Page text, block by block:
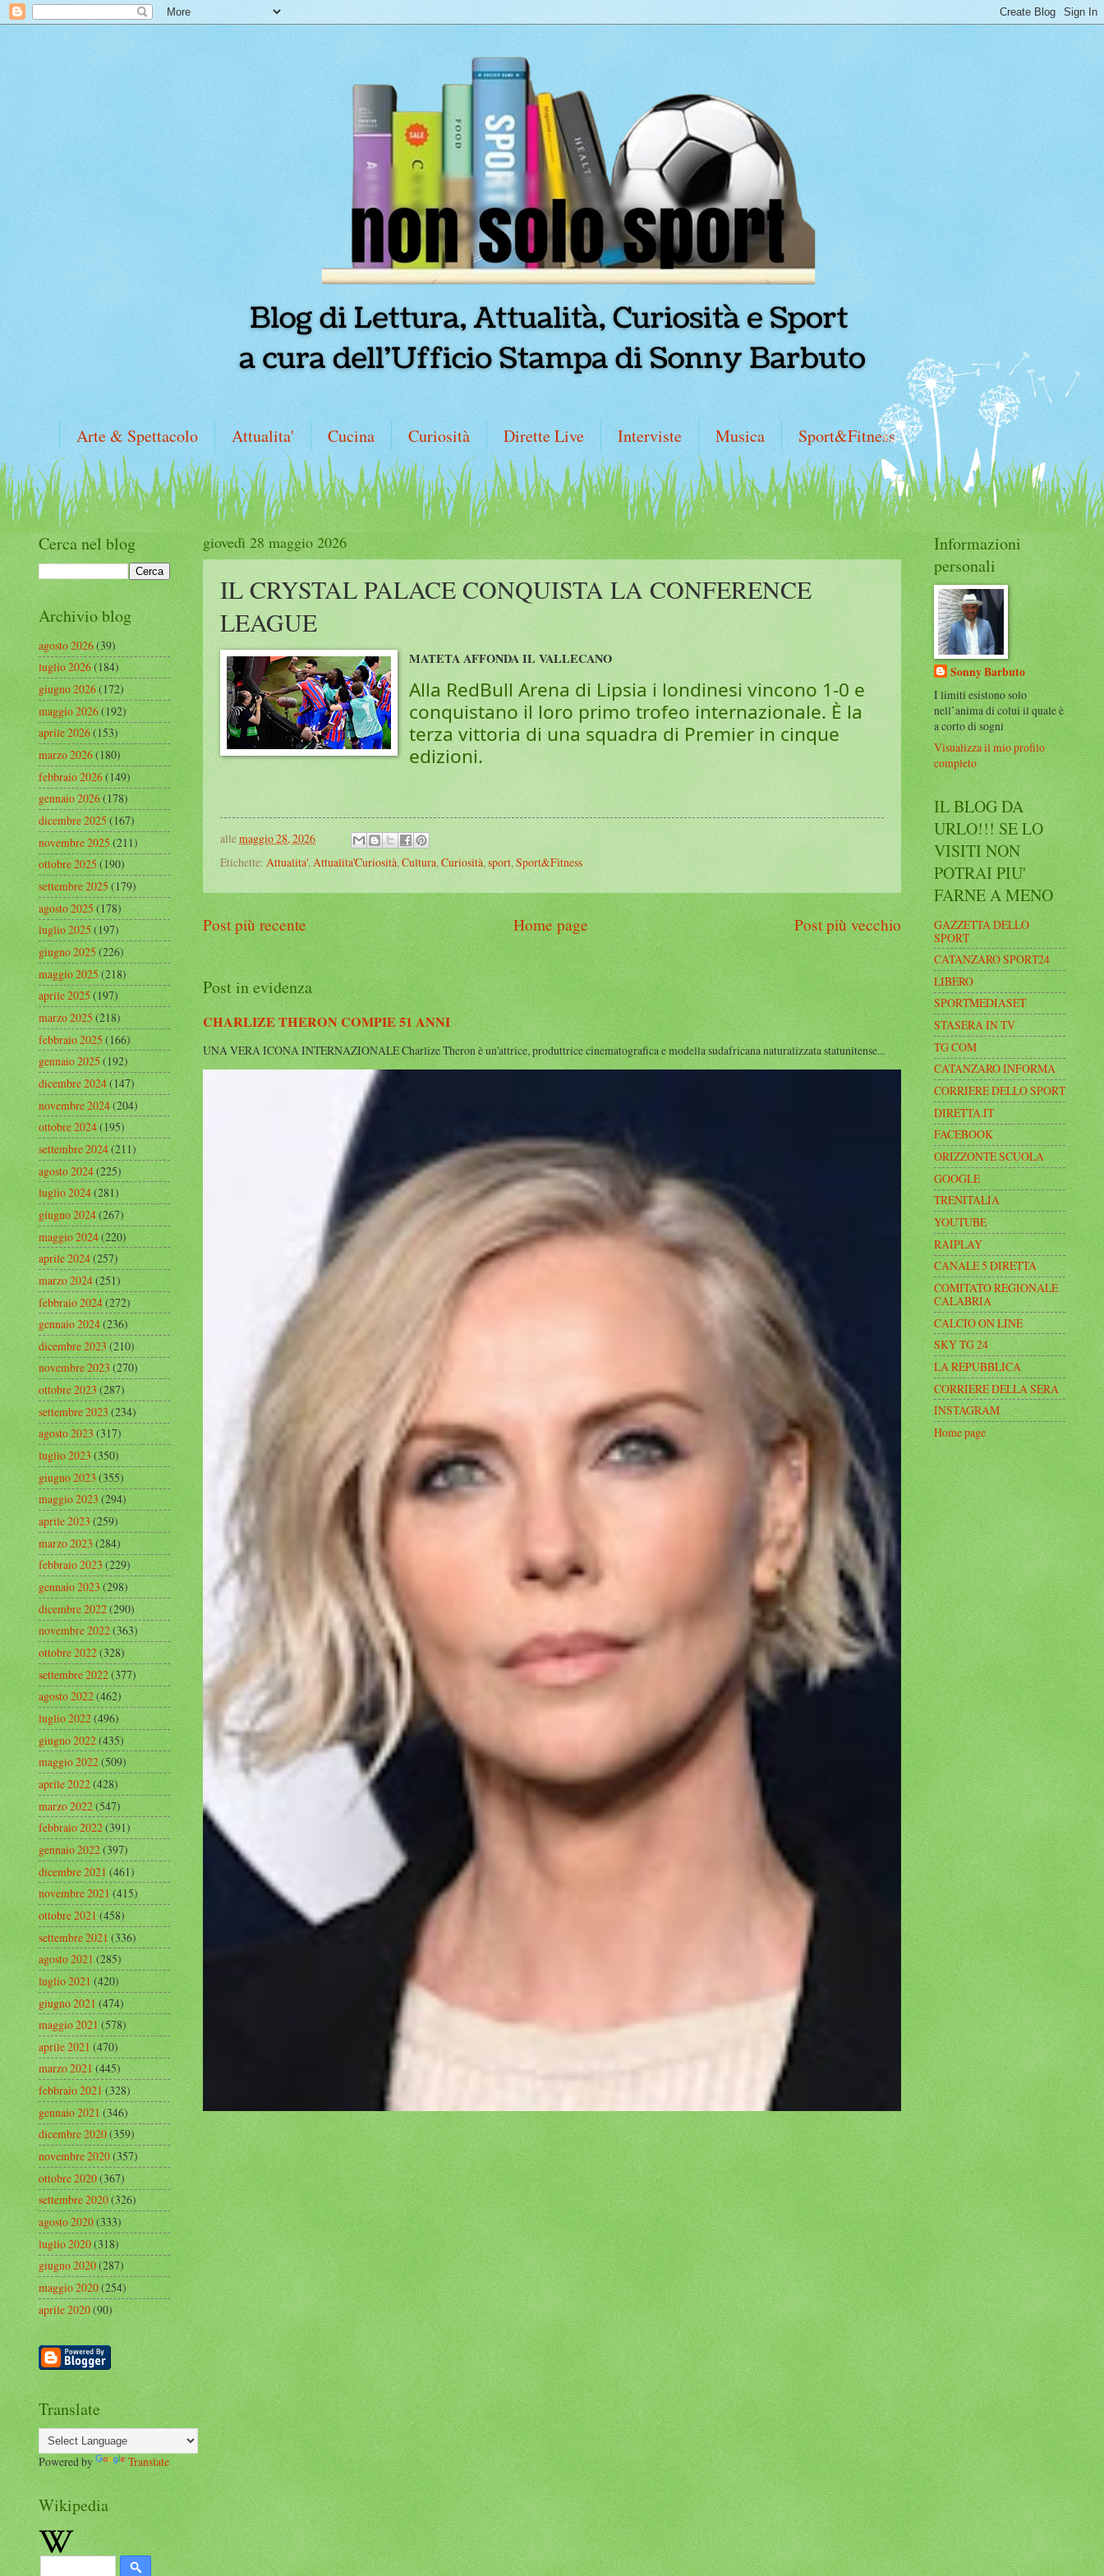
Arte & Spettacolo Attualita' Cucina Curiosità Dirette Live Interviste Musica Sport&Fitness
giovedì 28 maggio 2026
IL CRYSTAL PALACE CONQUISTA LA CONFERENCE
LEAGUE
MATETA AFFONDA IL VALLECANO
Alla RedBull Arena di Lipsia i londinesi vincono 1-0 e
conquistano il loro primo trofeo internazionale. È la
terza vittoria di una squadra di Premier in cinque
edizioni.
allemaggio 28, 2026
Etichette: Attualita',Attualita'Curiosità,Cultura,Curiosità,sport,Sport&Fitness
Post più recente Post più vecchio
Home page
Post in evidenza
CHARLIZE THERON COMPIE 51 ANNI
UNA VERA ICONA INTERNAZIONALE Charlize Theron è un'attrice, produttrice cinematografica e modella sudafricana naturalizzata statunitense...
Cerca nel blog
Archivio blog
agosto 2026(39)
luglio 2026(184)
giugno 2026(172)
maggio 2026(192)
aprile 2026(153)
marzo 2026(180)
febbraio 2026(149)
gennaio 2026(178)
dicembre 2025(167)
novembre 2025(211)
ottobre 2025(190)
settembre 2025(179)
agosto 2025(178)
luglio 2025(197)
giugno 2025(226)
maggio 2025(218)
aprile 2025(197)
marzo 2025(218)
febbraio 2025(166)
gennaio 2025(192)
dicembre 2024(147)
novembre 2024(204)
ottobre 2024(195)
settembre 2024(211)
agosto 2024(225)
luglio 2024(281)
giugno 2024(267)
maggio 2024(220)
aprile 2024(257)
marzo 2024(251)
febbraio 2024(272)
gennaio 2024(236)
dicembre 2023(210)
novembre 2023(270)
ottobre 2023(287)
settembre 2023(234)
agosto 2023(317)
luglio 2023(350)
giugno 2023(355)
maggio 2023(294)
aprile 2023(259)
marzo 2023(284)
febbraio 2023(229)
gennaio 2023(298)
dicembre 2022(290)
novembre 2022(363)
ottobre 2022(328)
settembre 2022(377)
agosto 2022(462)
luglio 2022(496)
giugno 2022(435)
maggio 2022(509)
aprile 2022(428)
marzo 2022(547)
febbraio 2022(391)
gennaio 2022(397)
dicembre 2021(461)
novembre 2021(415)
ottobre 2021(458)
settembre 2021(336)
agosto 2021(285)
luglio 2021(420)
giugno 2021(474)
maggio 2021(578)
aprile 2021(470)
marzo 2021(445)
febbraio 2021(328)
gennaio 2021(346)
dicembre 2020(359)
novembre 2020(357)
ottobre 2020(367)
settembre 2020(326)
agosto 2020(333)
luglio 2020(318)
giugno 2020(287)
maggio 2020(254)
aprile 2020(90)
Translate
Powered by Translate
Wikipedia
Informazioni
personali
Sonny Barbuto
I limiti esistono solo
nell’anima di colui il quale è
a corto di sogni
Visualizza il mio profilo
completo
IL BLOG DA
URLO!!! SE LO
VISITI NON
POTRAI PIU'
FARNE A MENO
GAZZETTA DELLO
SPORT
CATANZARO SPORT24
LIBERO
SPORTMEDIASET
STASERA IN TV
TG COM
CATANZARO INFORMA
CORRIERE DELLO SPORT
DIRETTA.IT
FACEBOOK
ORIZZONTE SCUOLA
GOOGLE
TRENITALIA
YOUTUBE
RAIPLAY
CANALE 5 DIRETTA
COMITATO REGIONALE
CALABRIA
CALCIO ON LINE
SKY TG 24
LA REPUBBLICA
CORRIERE DELLA SERA
INSTAGRAM
Home page